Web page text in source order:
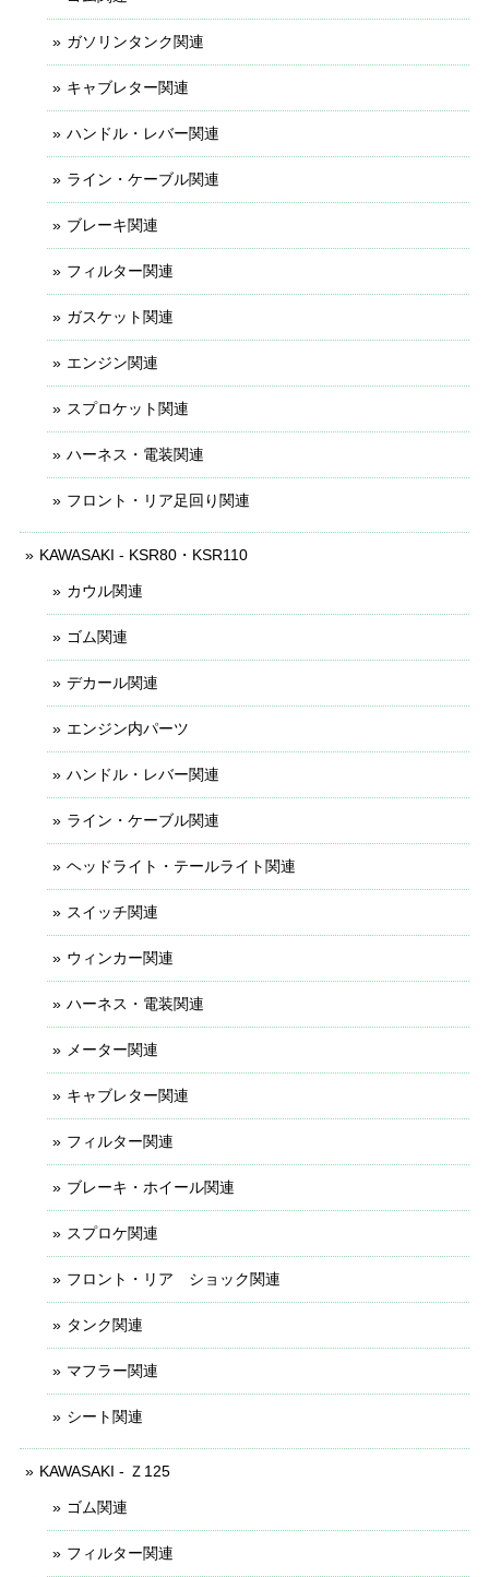
ガソリンタンク関連
キャブレター関連
ハンドル・レバー関連
ライン・ケーブル関連
ブレーキ関連
フィルター関連
ガスケット関連
エンジン関連
スプロケット関連
ハーネス・電装関連
フロント・リア足回り関連
KAWASAKI - KSR80・KSR110
カウル関連
ゴム関連
デカール関連
エンジン内パーツ
ハンドル・レバー関連
ライン・ケーブル関連
ヘッドライト・テールライト関連
スイッチ関連
ウィンカー関連
ハーネス・電装関連
メーター関連
キャブレター関連
フィルター関連
ブレーキ・ホイール関連
スプロケ関連
フロント・リア ショック関連
タンク関連
マフラー関連
シート関連
KAWASAKI - Ｚ125
ゴム関連
フィルター関連